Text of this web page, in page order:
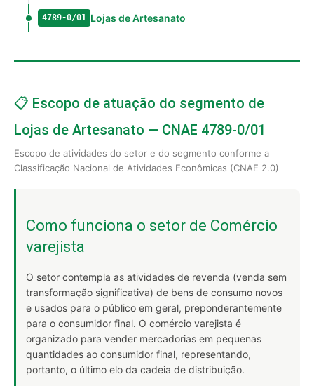
4789-0/01 Lojas de Artesanato
📋 Escopo de atuação do segmento de
Lojas de Artesanato — CNAE 4789-0/01
Escopo de atividades do setor e do segmento conforme a
Classificação Nacional de Atividades Econômicas (CNAE 2.0)
Como funciona o setor de Comércio
varejista
O setor contempla as atividades de revenda (venda sem
transformação significativa) de bens de consumo novos
e usados para o público em geral, preponderantemente
para o consumidor final. O comércio varejista é
organizado para vender mercadorias em pequenas
quantidades ao consumidor final, representando,
portanto, o último elo da cadeia de distribuição.